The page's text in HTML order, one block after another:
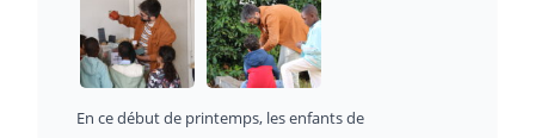
En ce début de printemps, les enfants de